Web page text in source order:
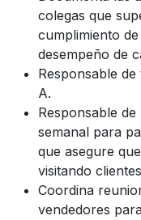
colegas que
cumplimiento
desempeño de
Responsable
A.
Responsable
semanal para
que asegure
visitando
Coordina
vendedores